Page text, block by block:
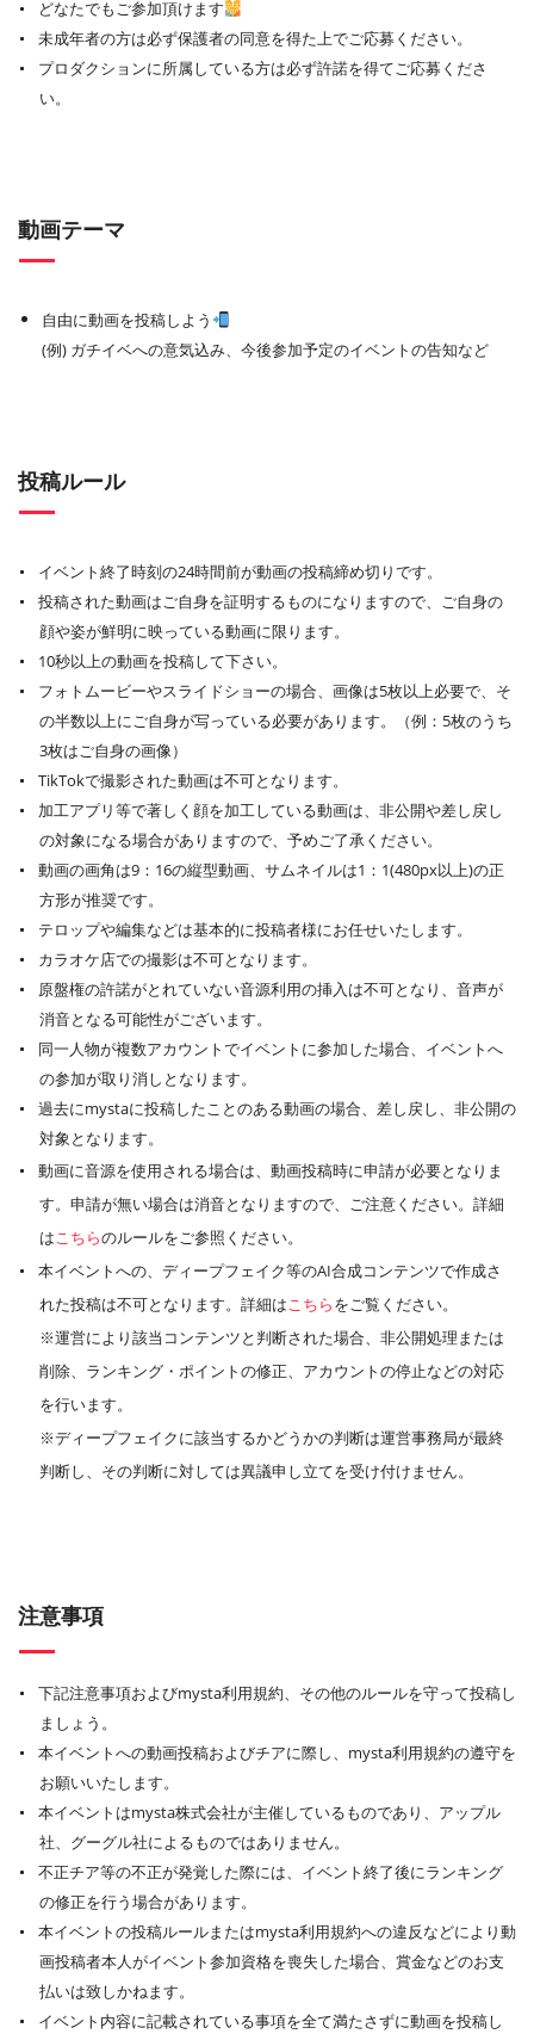
どなたでもご参加頂けます
未成年者の方は必ず保護者の同意を得た上でご応募ください。
プロダクションに所属している方は必ず許諾を得てご応募くださ
い。
動画テーマ
自由に動画を投稿しよう
(例) ガチイベへの意気込み、今後参加予定のイベントの告知など
投稿ルール
イベント終了時刻の24時間前が動画の投稿締め切りです。
投稿された動画はご自身を証明するものになりますので、ご自身の
顔や姿が鮮明に映っている動画に限ります。
10秒以上の動画を投稿して下さい。
フォトムービーやスライドショーの場合、画像は5枚以上必要で、そ
の半数以上にご自身が写っている必要があります。（例：5枚のうち
3枚はご自身の画像）
TikTokで撮影された動画は不可となります。
加工アプリ等で著しく顔を加工している動画は、非公開や差し戻し
の対象になる場合がありますので、予めご了承ください。
動画の画角は9：16の縦型動画、サムネイルは1：1(480px以上)の正
方形が推奨です。
テロップや編集などは基本的に投稿者様にお任せいたします。
カラオケ店での撮影は不可となります。
原盤権の許諾がとれていない音源利用の挿入は不可となり、音声が
消音となる可能性がございます。
同一人物が複数アカウントでイベントに参加した場合、イベントへ
の参加が取り消しとなります。
過去にmystaに投稿したことのある動画の場合、差し戻し、非公開の
対象となります。
動画に音源を使用される場合は、動画投稿時に申請が必要となりま
す。申請が無い場合は消音となりますので、ご注意ください。詳細
はこちらのルールをご参照ください。
本イベントへの、ディープフェイク等のAI合成コンテンツで作成さ
れた投稿は不可となります。詳細はこちらをご覧ください。
※運営により該当コンテンツと判断された場合、非公開処理または
削除、ランキング・ポイントの修正、アカウントの停止などの対応
を行います。
※ディープフェイクに該当するかどうかの判断は運営事務局が最終
判断し、その判断に対しては異議申し立てを受け付けません。
注意事項
下記注意事項およびmysta利用規約、その他のルールを守って投稿し
ましょう。
本イベントへの動画投稿およびチアに際し、mysta利用規約の遵守を
お願いいたします。
本イベントはmysta株式会社が主催しているものであり、アップル
社、グーグル社によるものではありません。
不正チア等の不正が発覚した際には、イベント終了後にランキング
の修正を行う場合があります。
本イベントの投稿ルールまたはmysta利用規約への違反などにより動
画投稿者本人がイベント参加資格を喪失した場合、賞金などのお支
払いは致しかねます。
イベント内容に記載されている事項を全て満たさずに動画を投稿し